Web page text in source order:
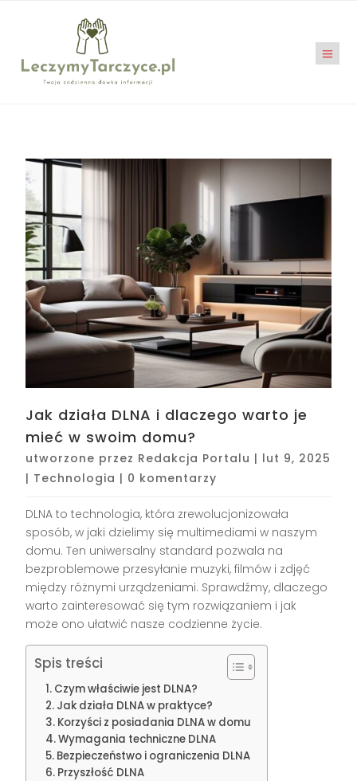
Jak działa DLNA i dlaczego warto je
mieć w swoim domu?
utworzone przez Redakcja Portalu | lut 9, 2025
| Technologia | 0 komentarzy
DLNA to technologia, która zrewolucjonizowała
sposób, w jaki dzielimy się multimediami w naszym
domu. Ten uniwersalny standard pozwala na
bezproblemowe przesyłanie muzyki, filmów i zdjęć
między różnymi urządzeniami. Sprawdźmy, dlaczego
warto zainteresować się tym rozwiązaniem i jak
może ono ułatwić nasze codzienne życie.
Spis treści
Czym właściwie jest DLNA?
Jak działa DLNA w praktyce?
Korzyści z posiadania DLNA w domu
Wymagania techniczne DLNA
Bezpieczeństwo i ograniczenia DLNA
Przyszłość DLNA